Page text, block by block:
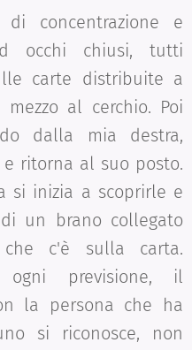
concentrazione e
occhi chiusi, tutti
carte distribuite a
al cerchio. Poi
dalla mia destra,
ritorna al suo posto.
si inizia a scoprirle e
un brano collegato
c'è sulla carta.
ogni previsione, il
la persona che ha
si riconosce, non